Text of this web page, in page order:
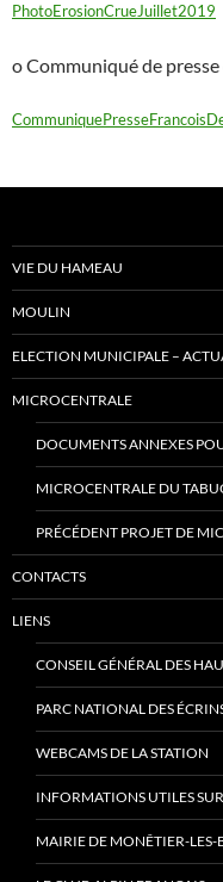
PhotoErosionCrueJuillet2019
o Communiqué de
VIE DU HAMEAU
MOULIN
ELECTION MUNICIPALE –
MICROCENTRALE
DOCUMENTS ANNEXES
MICROCENTRALE DU
PRÉCÉDENT PROJET DE
CONTACTS
LIENS
CONSEIL GÉNÉRAL DES
PARC NATIONAL DES
WEBCAMS DE LA STATION
INFORMATIONS UTILES
MAIRIE DE MONÊTIER-LES-